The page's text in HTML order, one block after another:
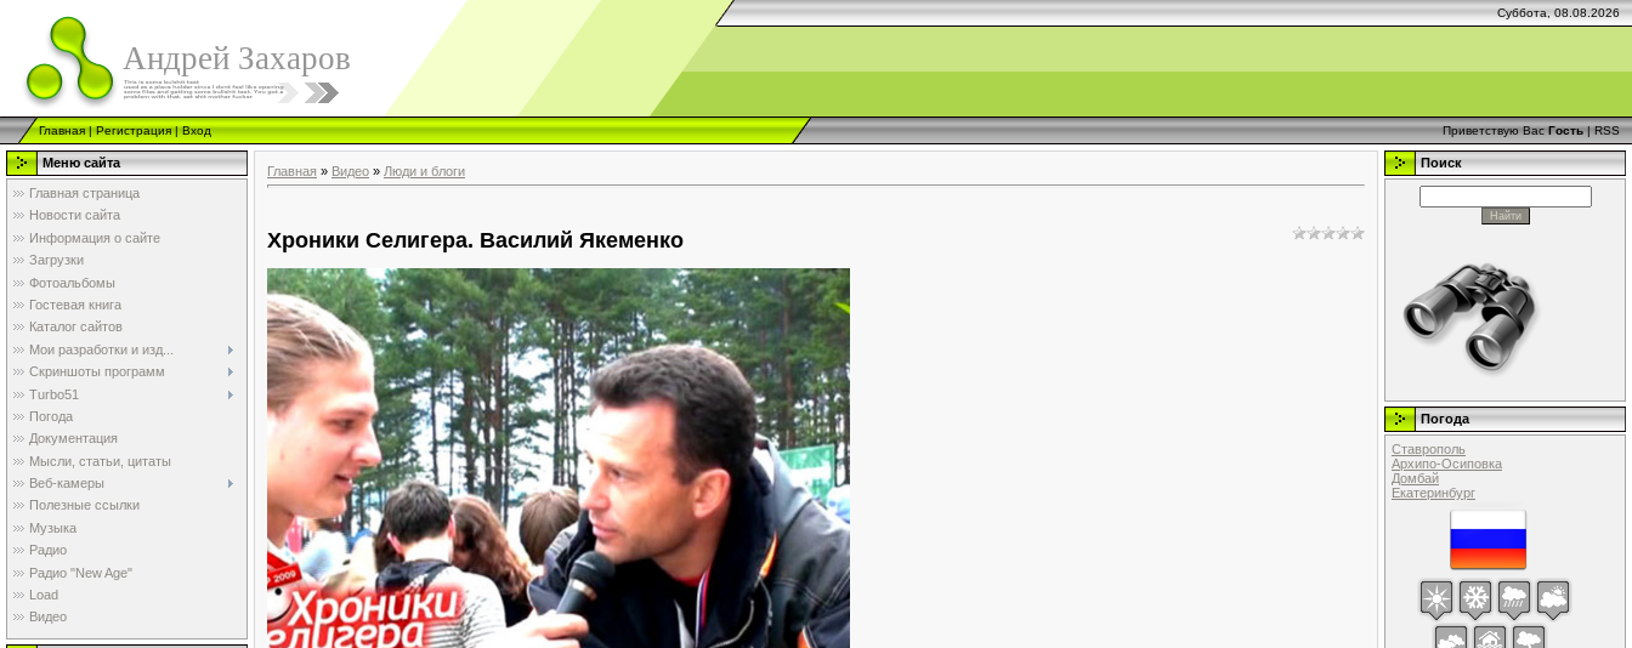
Суббота, 08.08.2026
Андрей Захаров
Главная|Регистрация|Вход Приветствую Вас Гость|RSS
Меню сайта
Главная страница
Новости сайта
Информация о сайте
Загрузки
Фотоальбомы
Гостевая книга
Каталог сайтов
Мои разработки и изд...
Скриншоты программ
Turbo51
Погода
Документация
Мысли, статьи, цитаты
Веб-камеры
Полезные ссылки
Музыка
Радио
Радио "New Age"
Load
Видео
Главная » Видео » Люди и блоги
Хроники Селигера. Василий Якеменко
Поиск
Погода
Ставрополь
Архипо-Осиповка
Домбай
Екатеринбург